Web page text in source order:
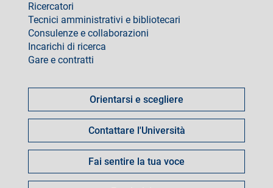
Ricercatori
Tecnici amministrativi e bibliotecari
Consulenze e collaborazioni
Incarichi di ricerca
Gare e contratti
fare
Orientarsi e scegliere
Contattare l'Università
Fai sentire la tua voce